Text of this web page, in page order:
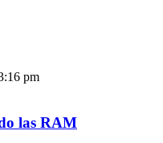
pm
las RAM